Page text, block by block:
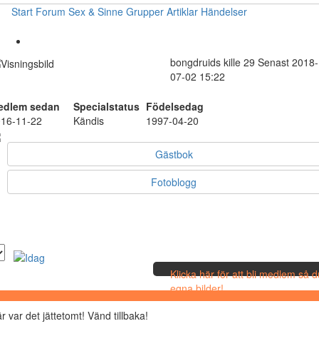
Start Forum Sex & Sinne Grupper Artiklar Händelser
bongdruids kille 29 Senast 2018-
07-02 15:22
sedan Specialstatus Födelsedag
11-22
Kändis 1997-04-20
Gästbok
Fotoblogg
Klicka här för att bli medlem så
egna bilder!
var det jättetomt! Vänd tillbaka!